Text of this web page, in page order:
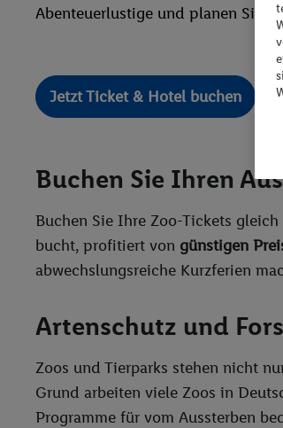
Abenteuerlustige und planen Sie
Jetzt Ticket & Hotel buchen
Buchen Sie Ihren
Buchen Sie Ihre Zoo-Tickets
bucht, profitiert von günstigen
abwechslungsreiche Kurzferien
Artenschutz und
Zoos und Tierparks stehen nicht
Grund arbeiten viele Zoos in
Programme für vom Aussterben